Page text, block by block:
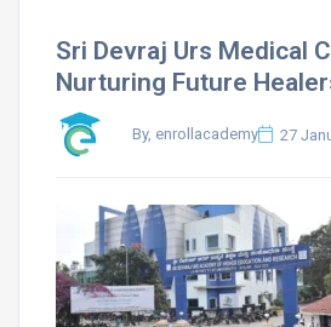
Sri Devraj Urs Medical
Nurturing Future
By, enrollacademy 27